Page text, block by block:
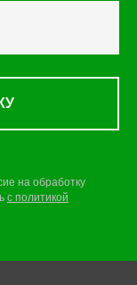
на обработку
c политикой